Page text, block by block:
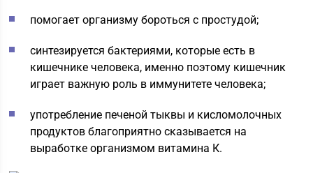
помогает организму бороться с простудой;
синтезируется бактериями, которые есть в
кишечнике человека, именно поэтому кишечник
играет важную роль в иммунитете человека;
употребление печеной тыквы и кисломолочных
продуктов благоприятно сказывается на
выработке организмом витамина К.